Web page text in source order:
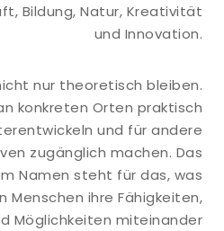
Bildung, Natur, Kreativität
und Innovation.
nur theoretisch bleiben.
konkreten Orten praktisch
und für andere
zugänglich machen. Das
Namen steht für das, was
Menschen ihre Fähigkeiten,
Möglichkeiten miteinander